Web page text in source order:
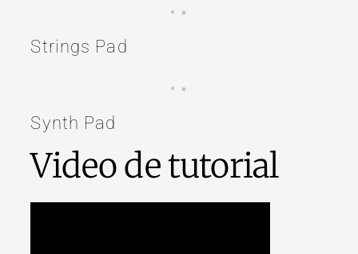
Strings Pad
Synth Pad
Video de tutorial